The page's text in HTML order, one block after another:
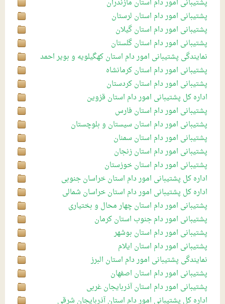
منشور اخلاقی
مدیران
مدیران ستادی
مدیران استانی
صنایع جنبی
خوراک دام
دستورالعملها(بازرگانی داخلی)
دستورالعملها(کنترل کیفی)
استانداردها
دستورالعمل ها (نظارت بر شبکه های توزیع)
بخش بسیج
قوانین
قوانين بخش کشاورزی
رویه ها و فرایند ها
آيين نامه ها و قوانين
آمار
قیمت های روزانه
سال95
سال96
سال97
سال98
سال 99
سال1400
تحلیلی
نهاده های دام و طیور
محصولات دام و طیور
قیمت نهاده ها و فراورده های دام و طیور
داخلی
روزانه
هفتگی
ماهانه
سالانه
استانها
اردبیل
سمنان
مرکزی
چهارمحال و بختیاری
کردستان
اصفهان
بوشهر
کهگیلویه و بویراحمد
همدان
قم
ایلام
آموزش
سال1396
سال1397
سال1398
سال 1399
سال1400
مزایدات
سال1396
سال1397
سال1398
سال 1399
سال1400
میز خدمت
انواع خدمت
صدور معرفی نامه مباشرین توزیع گوشت
عرضه محصولات دامی
خرید و عرضه دام زنده داخلی
اعلام قیمت روز محصولات، فرآورده‏ها ونهاده‏ های دامی
عرضه جوجه یکروزه مادر
خرید تضمینی جو تولید داخلی
خرید تضمینی ذرت تولید داخلی
خرید حمایتی گوشت قرمز منجمد
خرید حمایتی گوشت مرغ منجمد داخلی
خرید محصولات و نهاده‏ های دامی خارجی
خرید توافقی محصولات دامی داخلی
خرید توافقی نهاده ‏های دامی داخلی
خرید حمایتی تخم مرغ
گالری
گالری عکس
گالری فیلم
پشتیبانی امور دام استان لرستان
پشتیبانی امور دام استان گیلان
پشتیبانی امور دام استان گلستان
نمایندگی پشتیبانی امور دام استان کهگیلویه و بویر احمد
پشتیبانی امور دام استان کرمانشاه
پشتیبانی امور دام استان کردستان
اداره کل پشتیبانی امور دام استان قزوین
پشتیبانی امور دام استان فارس
پشتیبانی امور دام استان سیستان و بلوچستان
پشتیبانی امور دام استان سمنان
پشتیبانی امور دام استان زنجان
پشتیبانی امور دام استان خوزستان
اداره کل پشتیبانی امور دام استان خراسان جنوبی
اداره کل پشتیبانی امور دام استان خراسان شمالی
پشتیبانی امور دام استان چهار محال و بختیاری
پشتیبانی امور دام جنوب استان کرمان
پشتیبانی امور دام استان بوشهر
پشتیبانی امور دام استان ایلام
نمایندگی پشتیبانی امور دام استان البرز
پشتیبانی امور دام استان اصفهان
پشتیبانی امور دام استان آذربایجان غربی
اداره کل پشتیبانی امور دام استان آذربایجان شرقی